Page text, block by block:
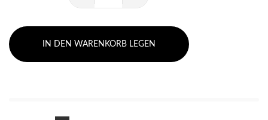
IN DEN WARENKORB LEGEN